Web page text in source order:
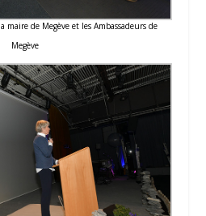
maire de Megève et les Ambassadeurs de
Megève